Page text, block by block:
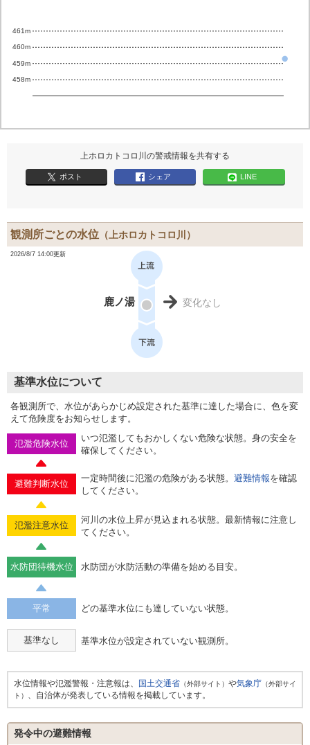
458m
459m
460m
461m
上ホロカトコロ川の警戒情報を共有する
ポスト シェア LINE
観測所ごとの水位 （上ホロカトコロ川）
2026/8/7 14:00更新
鹿ノ湯 変化なし
基準水位について
各観測所で、水位があらかじめ設定された基準に達した場合に、色を変
えて危険度をお知らせします。
氾濫危険水位
いつ氾濫してもおかしくない危険な状態。身の安全を
確保してください。
避難判断水位
一定時間後に氾濫の危険がある状態。 避難情報を確認
してください。
氾濫注意水位
河川の水位上昇が見込まれる状態。最新情報に注意し
てください。
水防団待機水位 水防団が水防活動の準備を始める目安。
平常 どの基準水位にも達していない状態。
基準なし 基準水位が設定されていない観測所。
水位情報や氾濫警報・注意報は、 国土交通省 （外部サイト） や気象庁 （外部サイ
ト） 、自治体が発表している情報を掲載しています。
発令中の避難情報